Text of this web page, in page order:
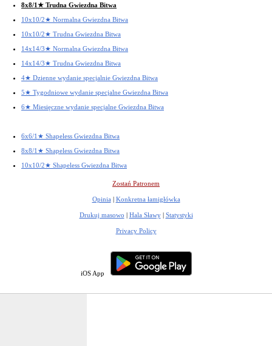
8x8/1★ Trudna Gwiezdna Bitwa
10x10/2★ Normalna Gwiezdna Bitwa
10x10/2★ Trudna Gwiezdna Bitwa
14x14/3★ Normalna Gwiezdna Bitwa
14x14/3★ Trudna Gwiezdna Bitwa
4★ Dzienne wydanie specjalnie Gwiezdna Bitwa
5★ Tygodniowe wydanie specjalne Gwiezdna Bitwa
6★ Miesięczne wydanie specjalne Gwiezdna Bitwa
6x6/1★ Shapeless Gwiezdna Bitwa
8x8/1★ Shapeless Gwiezdna Bitwa
10x10/2★ Shapeless Gwiezdna Bitwa
Zostań Patronem
Opinia | Konkretna łamigłówka
Drukuj masowo | Hala Sławy| Statystyki
Privacy Policy
iOS App